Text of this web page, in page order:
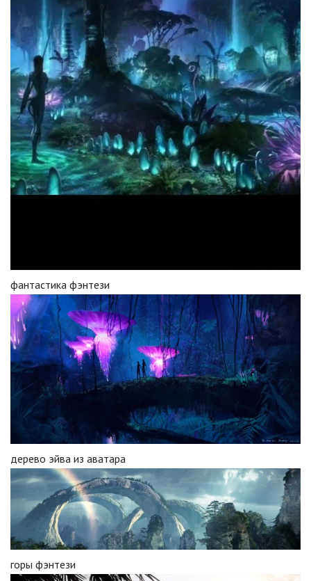
фантастика фэнтези
дерево эйва из аватара
горы фэнтези